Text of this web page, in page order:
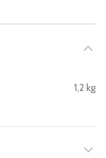
1,2 kg